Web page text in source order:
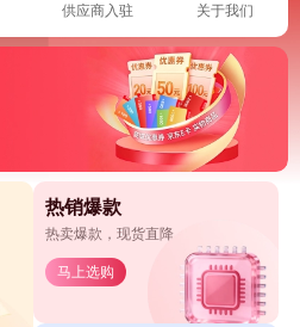
供应商入驻 关于我们
热销爆款
热卖爆款，现货直降
马上选购